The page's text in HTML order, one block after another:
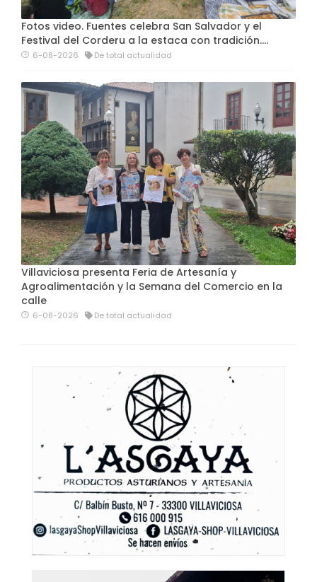
Fotos video. Fuentes celebra San Salvador y el
Festival del Corderu a la estaca con tradición....
6-08-2026 De total actualidad
Villaviciosa presenta Feria de Artesanía y
Agroalimentación y la Semana del Comercio en la
calle
6-08-2026 De total actualidad